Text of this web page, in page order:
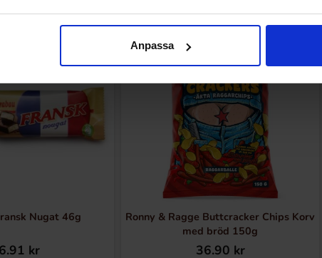
Anpassa
Nugat 46g
kr
Ny!
Ronny & Ragge Buttcracker Chips Korv
med bröd 150g
36.90 kr